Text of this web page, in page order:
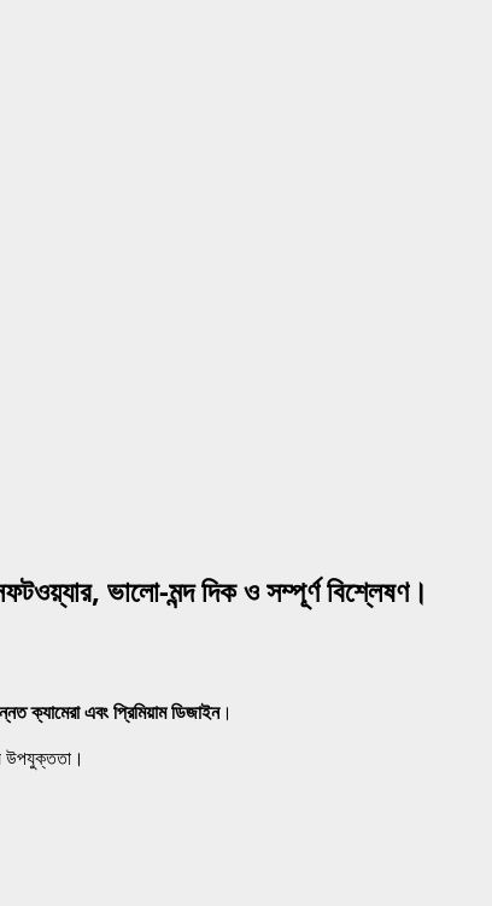
ভালো-মন্দ দিক ও সম্পূর্ণ বিশ্লেষণ।
ক্যামেরা এবং প্রিমিয়াম ডিজাইন।
উপযুক্ততা।